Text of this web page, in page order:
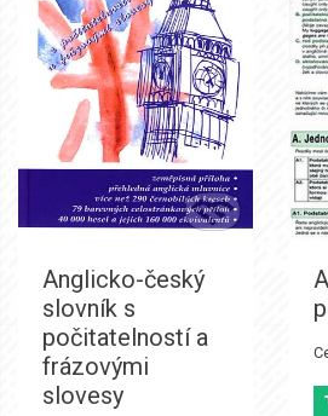
Anglicko-český
slovník s
počitatelností a
frázovými
slovesy